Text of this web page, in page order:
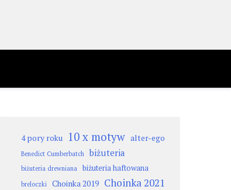
4 pory roku 10 x motyw alter-ego
Benedict Cumberbatch biżuteria
biżuteria drewniana biżuteria haftowana
breloczki Choinka 2019 Choinka 2021